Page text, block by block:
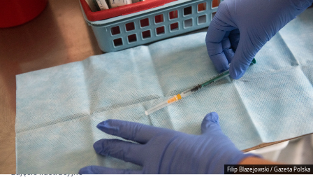
Filip Blazejowski / Gazeta Polska
zdjęcie ilustracyjne